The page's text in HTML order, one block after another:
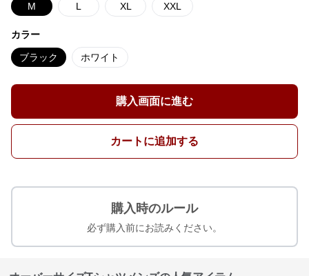
M L XL XXL
カラー
ブラック ホワイト
購入画面に進む
カートに追加する
購入時のルール
必ず購入前にお読みください。